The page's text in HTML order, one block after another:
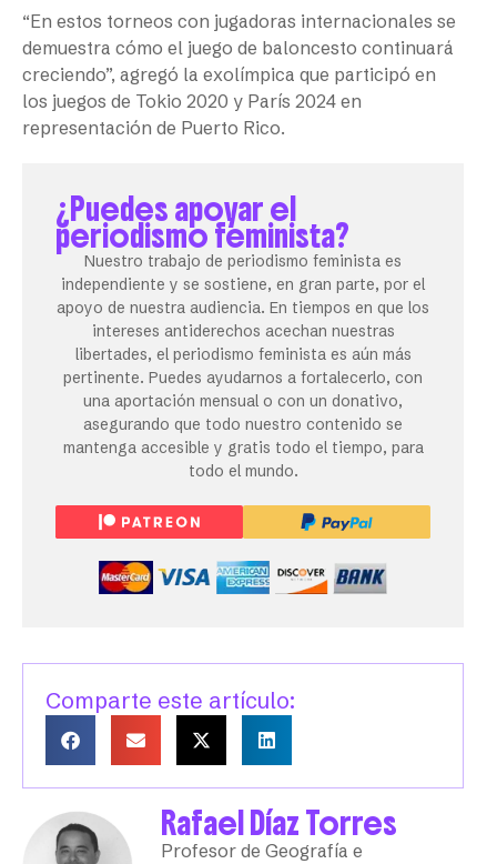
“En estos torneos con jugadoras internacionales se
demuestra cómo el juego de baloncesto continuará
creciendo”, agregó la exolímpica que participó en
los juegos de Tokio 2020 y París 2024 en
representación de Puerto Rico.
¿Puedes apoyar el
periodismo feminista?
Nuestro trabajo de periodismo feminista es
independiente y se sostiene, en gran parte, por el
apoyo de nuestra audiencia. En tiempos en que los
intereses antiderechos acechan nuestras
libertades, el periodismo feminista es aún más
pertinente. Puedes ayudarnos a fortalecerlo, con
una aportación mensual o con un donativo,
asegurando que todo nuestro contenido se
mantenga accesible y gratis todo el tiempo, para
todo el mundo.
Comparte este artículo:
Rafael Díaz Torres
Profesor de Geografía e